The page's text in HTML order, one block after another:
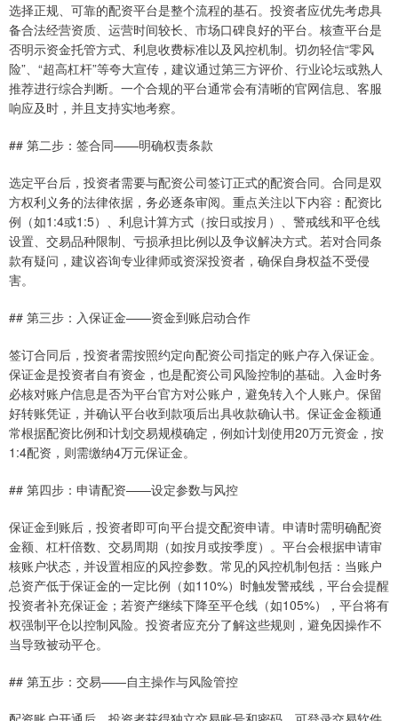
选择正规、可靠的配资平台是整个流程的基石。投资者应优先考虑具
备合法经营资质、运营时间较长、市场口碑良好的平台。核查平台是
否明示资金托管方式、利息收费标准以及风控机制。切勿轻信“零风
险”、“超高杠杆”等夸大宣传，建议通过第三方评价、行业论坛或熟人
推荐进行综合判断。一个合规的平台通常会有清晰的官网信息、客服
响应及时，并且支持实地考察。
## 第二步：签合同——明确权责条款
选定平台后，投资者需要与配资公司签订正式的配资合同。合同是双
方权利义务的法律依据，务必逐条审阅。重点关注以下内容：配资比
例（如1:4或1:5）、利息计算方式（按日或按月）、警戒线和平仓线
设置、交易品种限制、亏损承担比例以及争议解决方式。若对合同条
款有疑问，建议咨询专业律师或资深投资者，确保自身权益不受侵
害。
## 第三步：入保证金——资金到账启动合作
签订合同后，投资者需按照约定向配资公司指定的账户存入保证金。
保证金是投资者自有资金，也是配资公司风险控制的基础。入金时务
必核对账户信息是否为平台官方对公账户，避免转入个人账户。保留
好转账凭证，并确认平台收到款项后出具收款确认书。保证金金额通
常根据配资比例和计划交易规模确定，例如计划使用20万元资金，按
1:4配资，则需缴纳4万元保证金。
## 第四步：申请配资——设定参数与风控
保证金到账后，投资者即可向平台提交配资申请。申请时需明确配资
金额、杠杆倍数、交易周期（如按月或按季度）。平台会根据申请审
核账户状态，并设置相应的风控参数。常见的风控机制包括：当账户
总资产低于保证金的一定比例（如110%）时触发警戒线，平台会提醒
投资者补充保证金；若资产继续下降至平仓线（如105%），平台将有
权强制平仓以控制风险。投资者应充分了解这些规则，避免因操作不
当导致被动平仓。
## 第五步：交易——自主操作与风险管控